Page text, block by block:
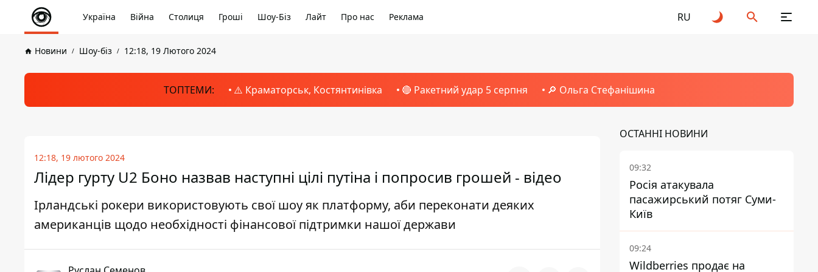
Україна Війна Столиця Гроші Шоу-Біз Лайт Про нас Реклама RU
Новини Шоу-біз 12:18, 19 Лютого 2024
ТОПТЕМИ: ⚠️ Краматорськ, Костянтинівка 🔴 Ракетний удар 5 серпня 🔎 Ольга Стефанішина
12:18, 19 лютого 2024
Лідер гурту U2 Боно назвав наступні цілі путіна і попросив грошей - відео
Ірландські рокери використовують свої шоу як платформу, аби переконати деяких
американців щодо необхідності фінансової підтримки нашої держави
ОСТАННІ НОВИНИ
09:32
Росія атакувала
пасажирський потяг Суми-
Київ
09:24
Wildberries продає на